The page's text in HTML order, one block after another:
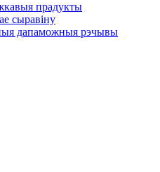
прадукты
сыравіну
дапаможныя рэчывы